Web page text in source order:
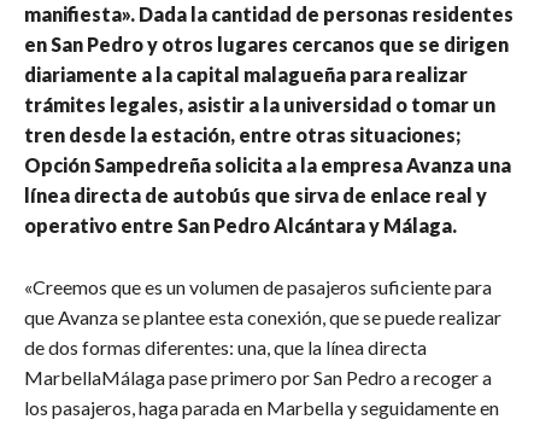
manifiesta». Dada la cantidad de personas residentes
en San Pedro y otros lugares cercanos que se dirigen
diariamente a la capital malagueña para realizar
trámites legales, asistir a la universidad o tomar un
tren desde la estación, entre otras situaciones;
Opción Sampedreña solicita a la empresa Avanza una
línea directa de autobús que sirva de enlace real y
operativo entre San Pedro Alcántara y Málaga.
«Creemos que es un volumen de pasajeros suficiente para
que Avanza se plantee esta conexión, que se puede realizar
de dos formas diferentes: una, que la línea directa
MarbellaMálaga pase primero por San Pedro a recoger a
los pasajeros, haga parada en Marbella y seguidamente en